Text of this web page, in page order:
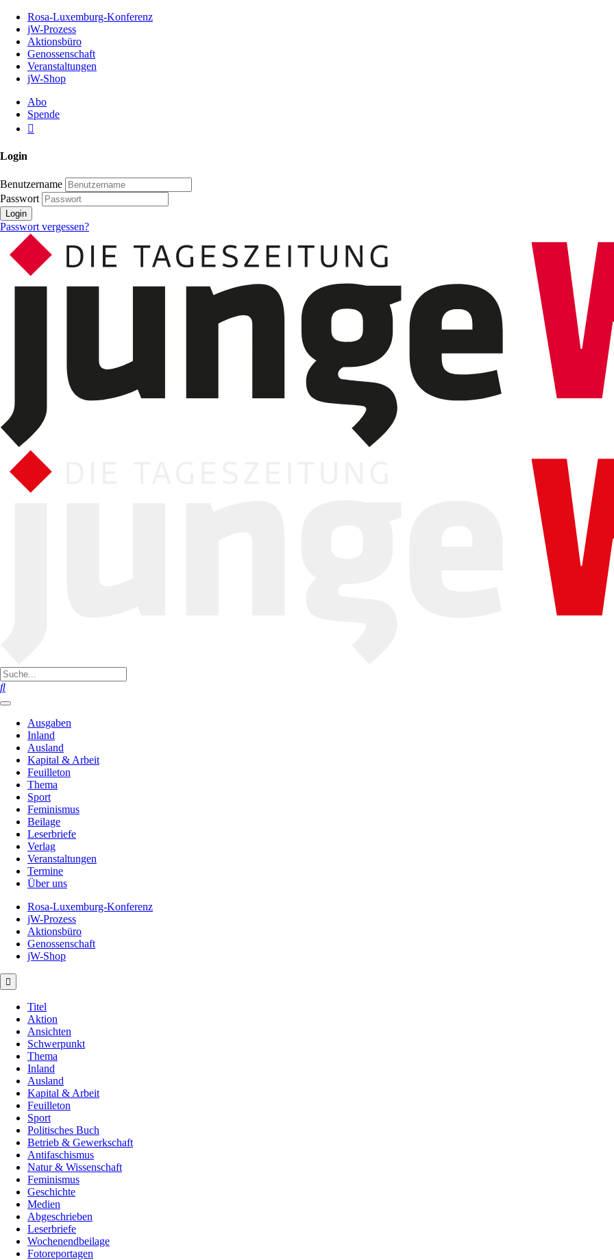
Inhalt
Seite
Rosa-Luxemburg-Konferenz
jW-Prozess
Aktionsbüro
Genossenschaft
Veranstaltungen
jW-Shop
Abo
Spende
Login
Benutzername
Passwort
Login
Passwort vergessen?
Ausgaben
Inland
Ausland
Kapital & Arbeit
Feuilleton
Thema
Sport
Feminismus
Beilage
Leserbriefe
Verlag
Veranstaltungen
Termine
Über uns
Rosa-Luxemburg-Konferenz
jW-Prozess
Aktionsbüro
Genossenschaft
jW-Shop
Titel
Aktion
Ansichten
Schwerpunkt
Thema
Inland
Ausland
Kapital & Arbeit
Feuilleton
Sport
Politisches Buch
Betrieb & Gewerkschaft
Antifaschismus
Natur & Wissenschaft
Feminismus
Geschichte
Medien
Abgeschrieben
Leserbriefe
Wochenendbeilage
Fotoreportagen